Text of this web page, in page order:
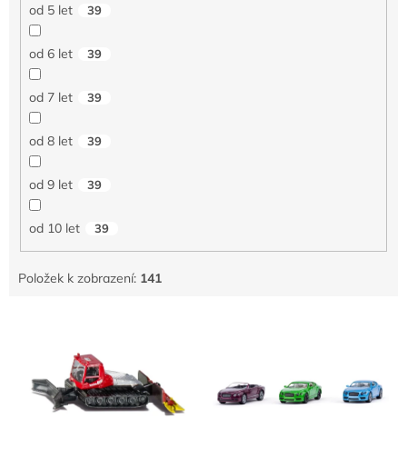
od 5 let 39
od 6 let 39
od 7 let 39
od 8 let 39
od 9 let 39
od 10 let 39
Položek k zobrazení: 141